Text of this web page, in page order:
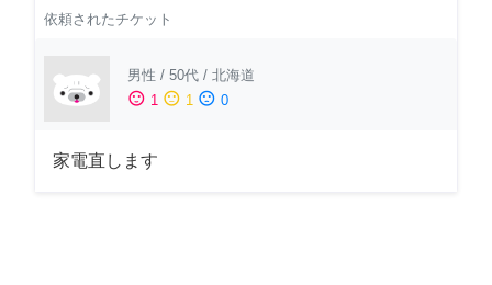
依頼されたチケット
男性 / 50代 / 北海道
sentiment_satisfied 1 sentiment_neutral 1 sentiment_dissatisfied 0
家電直します